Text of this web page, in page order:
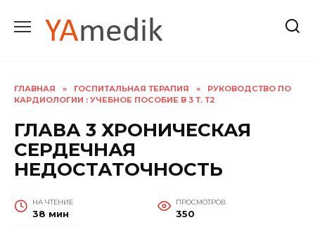
содержанию
ГЛАВНАЯ » ГОСПИТАЛЬНАЯ ТЕРАПИЯ »
РУКОВОДСТВО ПО
КАРДИОЛОГИИ : УЧЕБНОЕ ПОСОБИЕ В 3 Т. Т2
ГЛАВА 3 ХРОНИЧЕСКАЯ
СЕРДЕЧНАЯ
НЕДОСТАТОЧНОСТЬ
НА ЧТЕНИЕ
38 мин
ПРОСМОТРОВ
350